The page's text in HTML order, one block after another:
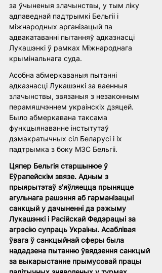
за ўчыненыя злачынствы, у тым ліку
адпаведнай падтрымкі Бельгіі і
міжнародных арганізацый па
адвакатаванні пытанняў адказнасці
Лукашэнкі ў рамках Міжнароднага
крымінальнага суда.
Асобна абмеркаваныя пытанні
адказнасці Лукашэнкі за ваенныя
злачынствы, звязаныя з незаконным
перамяшчэннем украінскіх дзяцей.
Было абмеркавана таксама
функцыянаванне інстытутаў
дэмакратычных сіл Беларусі і іх
падтрымка з боку МЗС Бельгіі.
Цяпер Бельгія старшынюе ў
Еўрапейскім звязе. Адным з
прыярытэтаў з'яўляецца прыняцце
агульнага рашэння аб гарманізацыі
санкцый у дачыненні да рэжыму
Лукашэнкі і Расійскай Федэрацыі за
агрэсію супраць Украіны. Асаблівая
ўвага ў санкцыйнай сферы была
нададзена пытанню ўвядзення санкцый
за выкарыстанне прымусовай працы